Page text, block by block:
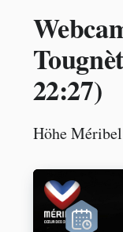
22:27)
Höhe